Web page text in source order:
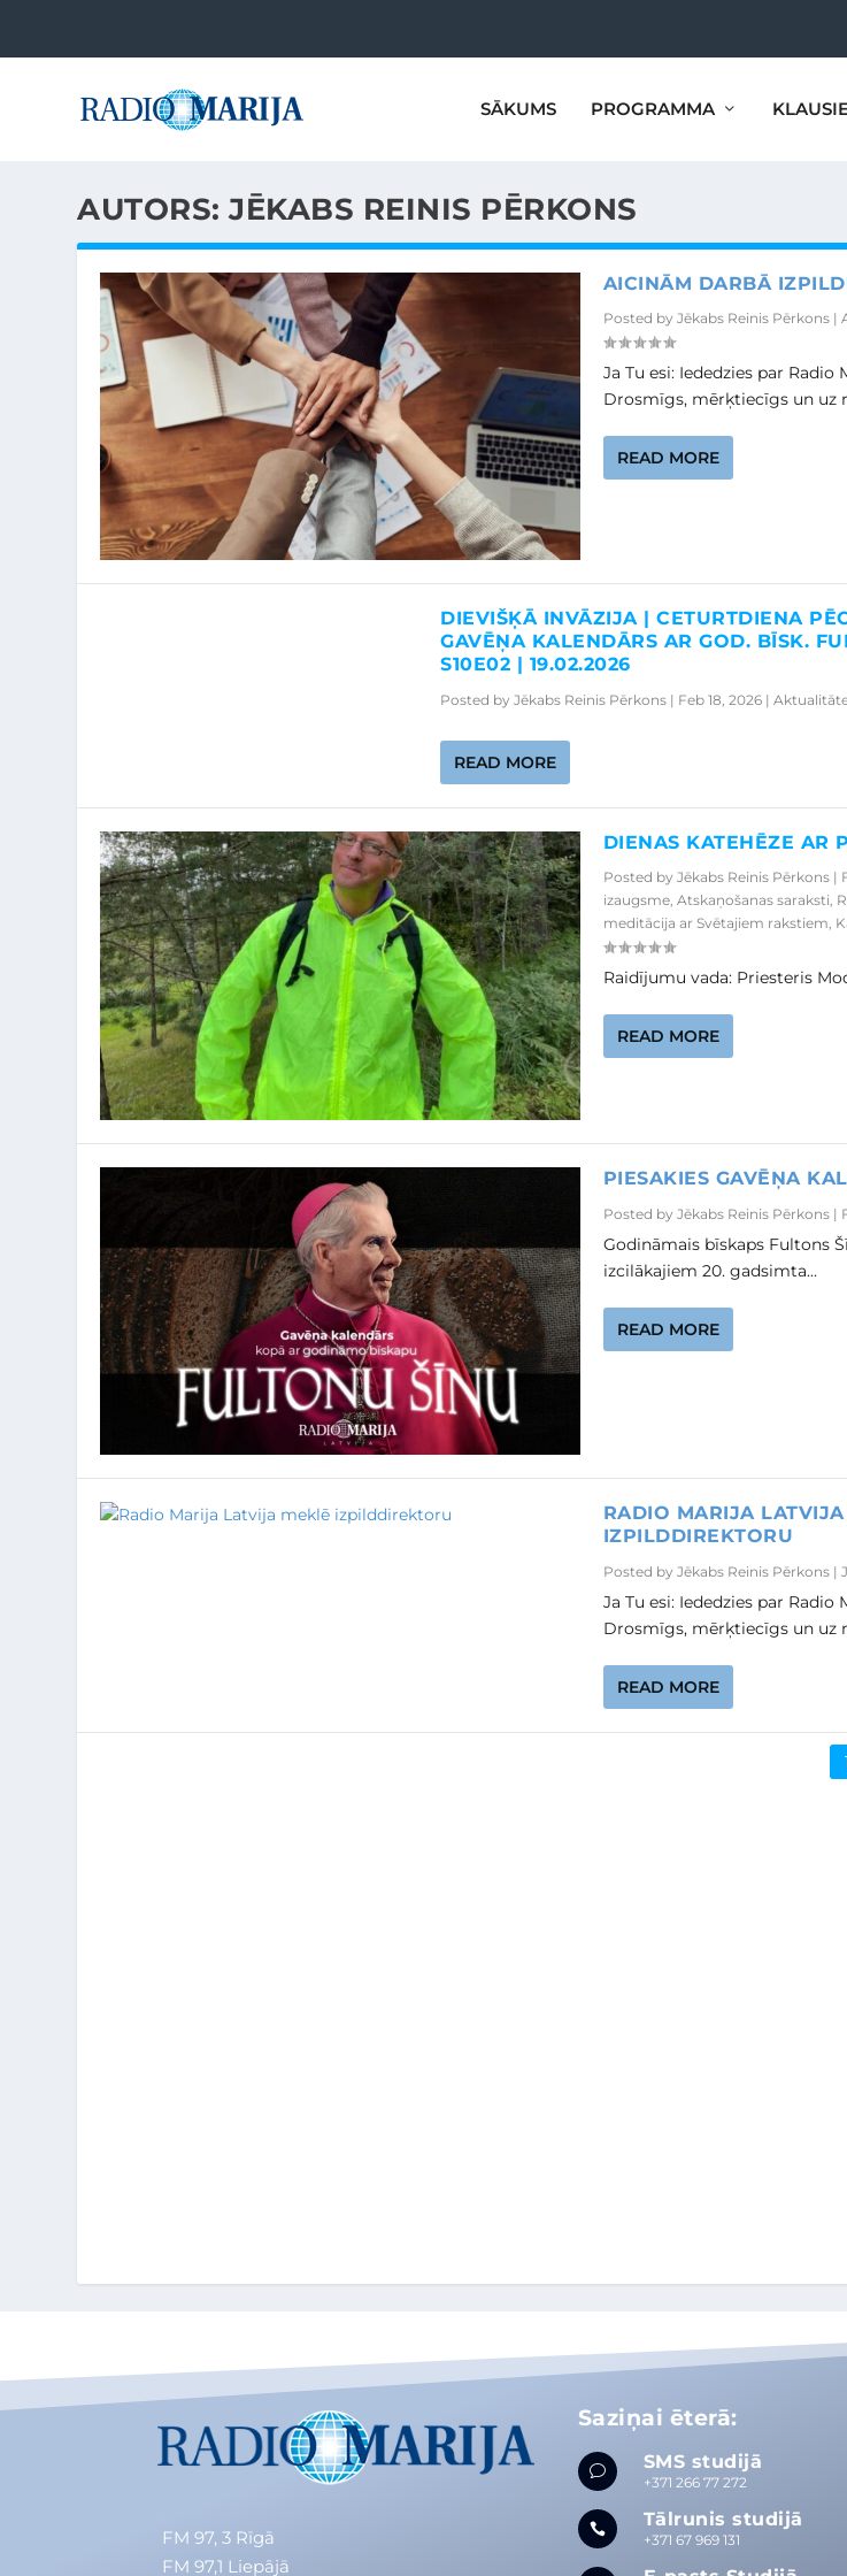
SĀKUMS PROGRAMMA
AUTORS:JĒKABS REINIS PĒRKONS
AICINĀM DARBĀ
Posted by Jēkabs Reinis Pērkons|
Ja Tu esi: Iededzies par
Drosmīgs, mērķtiecīgs un uz
READ MORE
DIEVIŠĶĀ INVĀZIJA | CETURTDIENA
GAVĒŅA KALENDĀRS AR GOD. BĪSK.
S10E02 | 19.02.2026
Posted byJēkabs Reinis Pērkons | Feb 18, 2026 |
READ MORE
DIENAS KATEHĒZE AR
Posted by Jēkabs Reinis Pērkons|
izaugsme, Atskaņošanas saraksti,
meditācija ar Svētajiem rakstiem,
Raidījumu vada: Priesteris
READ MORE
PIESAKIES GAVĒŅA
Posted by Jēkabs Reinis Pērkons|
Godināmais bīskaps Fultons
izcilākajiem 20. gadsimta...
READ MORE
RADIO MARIJA
IZPILDDIREKTORU
Posted by Jēkabs Reinis Pērkons|
Ja Tu esi: Iededzies par
Drosmīgs, mērķtiecīgs un uz
READ MORE
FM 97, 3 Rīgā
FM 97,1 Liepājā
Saziņai ēterā:
v SMS studijā
+371 266 77 272
 Tālrunis studijā
+371 67 969 131